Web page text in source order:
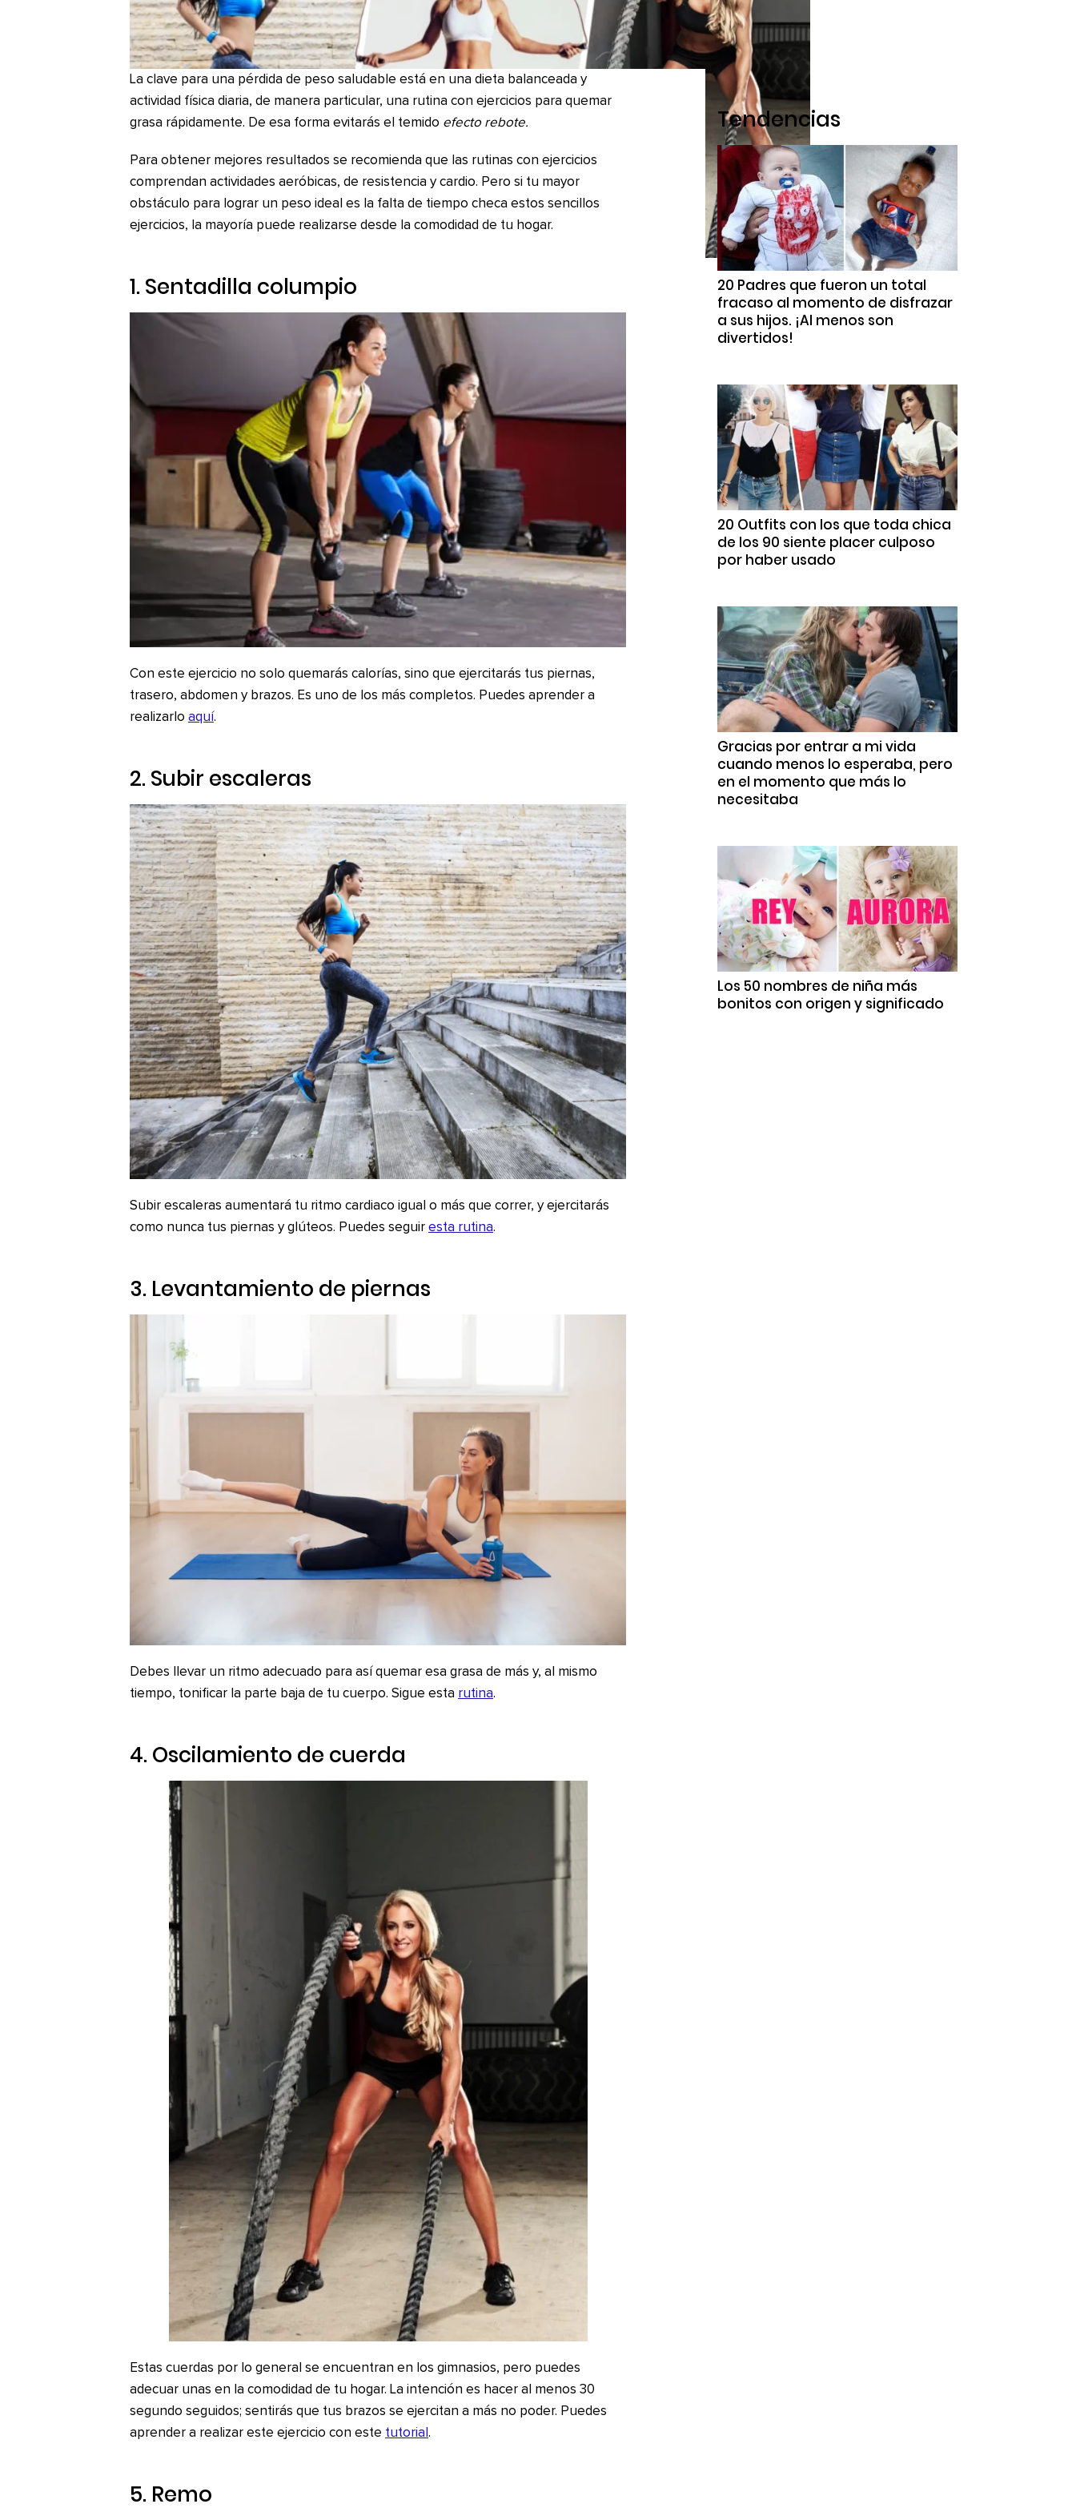
La clave para una pérdida de peso saludable está en una dieta balanceada y
actividad física diaria, de manera particular, una rutina con ejercicios para quemar
grasa rápidamente. De esa forma evitarás el temido efecto rebote.
Para obtener mejores resultados se recomienda que las rutinas con ejercicios
comprendan actividades aeróbicas, de resistencia y cardio. Pero si tu mayor
obstáculo para lograr un peso ideal es la falta de tiempo checa estos sencillos
ejercicios, la mayoría puede realizarse desde la comodidad de tu hogar.
1. Sentadilla columpio
Con este ejercicio no solo quemarás calorías, sino que ejercitarás tus piernas,
trasero, abdomen y brazos. Es uno de los más completos. Puedes aprender a
realizarlo aquí.
2. Subir escaleras
Subir escaleras aumentará tu ritmo cardiaco igual o más que correr, y ejercitarás
como nunca tus piernas y glúteos. Puedes seguir esta rutina.
3. Levantamiento de piernas
Debes llevar un ritmo adecuado para así quemar esa grasa de más y, al mismo
tiempo, tonificar la parte baja de tu cuerpo. Sigue esta rutina.
4. Oscilamiento de cuerda
Estas cuerdas por lo general se encuentran en los gimnasios, pero puedes
adecuar unas en la comodidad de tu hogar. La intención es hacer al menos 30
segundo seguidos; sentirás que tus brazos se ejercitan a más no poder. Puedes
aprender a realizar este ejercicio con este tutorial .
5. Remo
Tendencias
20 Padres que fueron un total
fracaso al momento de disfrazar
a sus hijos. ¡Al menos son
divertidos!
20 Outfits con los que toda chica
de los 90 siente placer culposo
por haber usado
Gracias por entrar a mi vida
cuando menos lo esperaba, pero
en el momento que más lo
necesitaba
Los 50 nombres de niña más
bonitos con origen y significado